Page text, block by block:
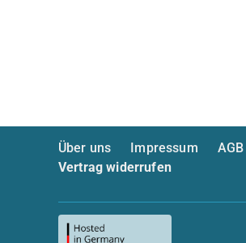
Über uns Impressum AGB
Vertrag widerrufen